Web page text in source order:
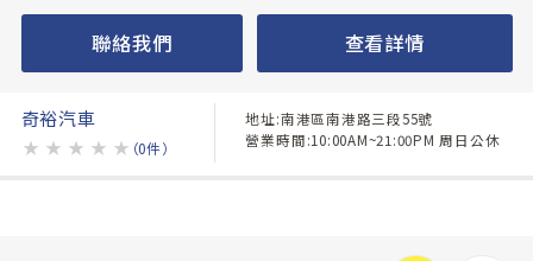
聯絡我們 查看詳情
奇裕汽車
★ ★ ★ ★ ★ （0件）
地址:南港區南港路三段55號
營業時間:10:00AM~21:00PM 周日公休